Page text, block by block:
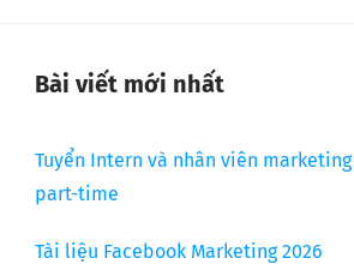
Bài viết mới nhất
Tuyển Intern và nhân viên marketing
part-time
Tài liệu Facebook Marketing 2026